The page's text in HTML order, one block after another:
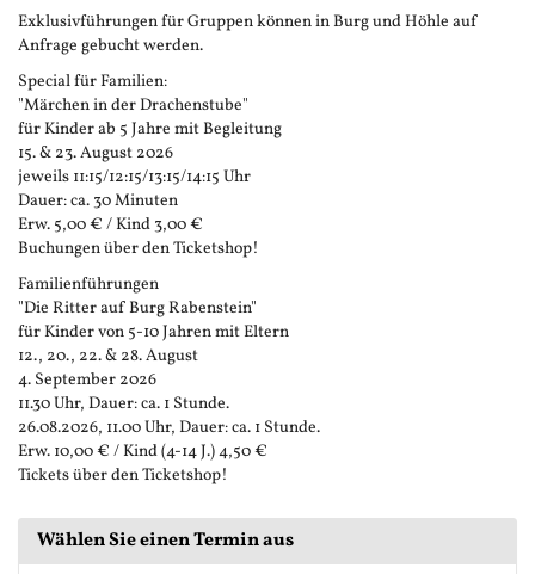
Exklusivführungen für Gruppen können in Burg und Höhle auf
Anfrage gebucht werden.
Special für Familien:
"Märchen in der Drachenstube"
für Kinder ab 5 Jahre mit Begleitung
15. & 23. August 2026
jeweils 11:15/12:15/13:15/14:15 Uhr
Dauer: ca. 30 Minuten
Erw. 5,00 € / Kind 3,00 €
Buchungen über den Ticketshop!
Familienführungen
"Die Ritter auf Burg Rabenstein"
für Kinder von 5-10 Jahren mit Eltern
12., 20., 22. & 28. August
4. September 2026
11.30 Uhr, Dauer: ca. 1 Stunde.
26.08.2026, 11.00 Uhr, Dauer: ca. 1 Stunde.
Erw. 10,00 € / Kind (4-14 J.) 4,50 €
Tickets über den Ticketshop!
Wählen Sie einen Termin aus